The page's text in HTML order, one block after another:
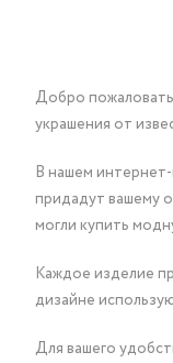
Добро
украшения от
В нашем
придадут вашему
могли купить
Каждое изделие
дизайне
Для вашего